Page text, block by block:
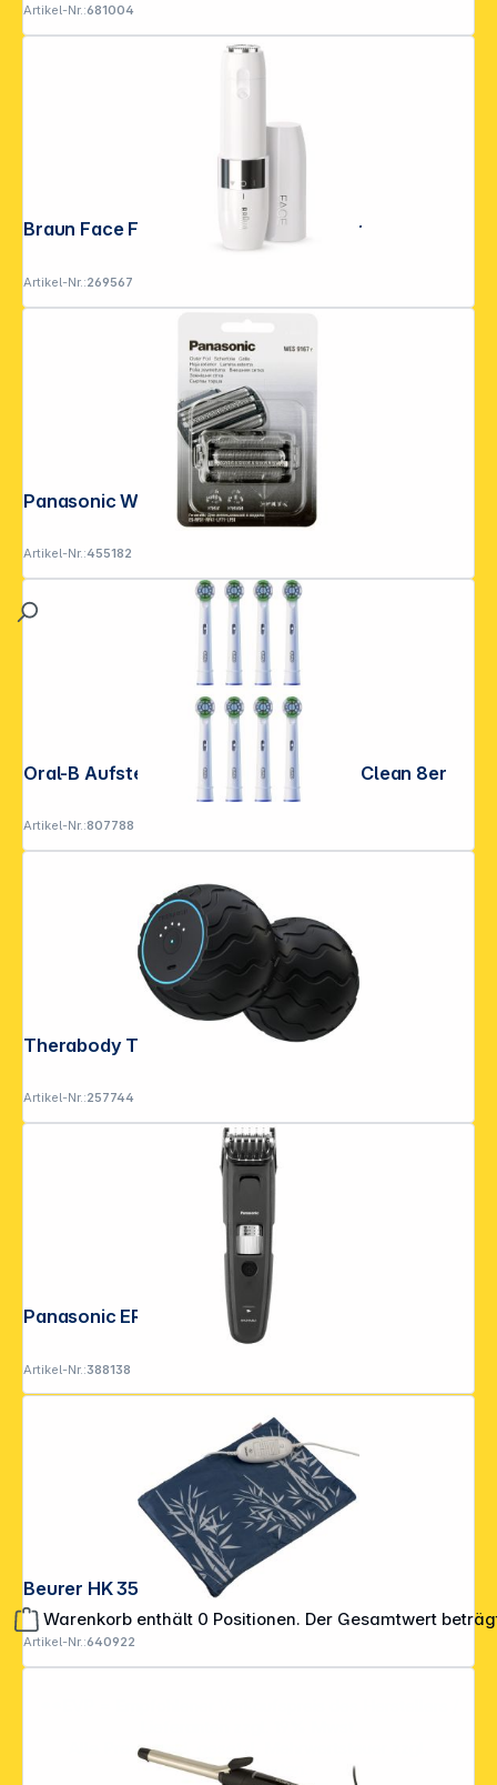
Warenkorb enthält 0 Positionen. Der Gesamtwert
Artikel-Nr.:681004
Braun Face FS 1000 Mini Hair Remover
Artikel-Nr.:269567
Panasonic WES 9167 Y1361
Artikel-Nr.:455182
Oral-B Aufsteckbürsten Pro Precision Clean 8er
Artikel-Nr.:807788
Therabody Theragun WaveDuo
Artikel-Nr.:257744
Panasonic ER GB 96 K503
Artikel-Nr.:388138
Beurer HK 35 blau
Artikel-Nr.:640922
Alle Preise exkl. gesetzl. Mehrwertsteuer zzgl.
Versandkosten